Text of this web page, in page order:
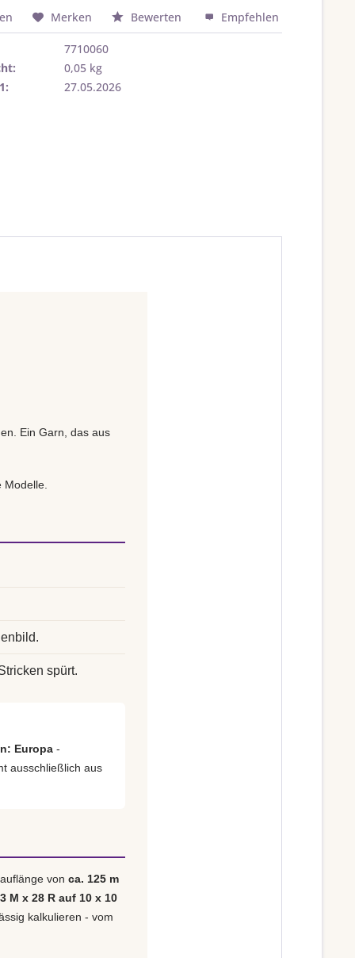
Merken Bewerten Empfehlen
7710060
0,05 kg
27.05.2026
Ein Garn, das aus
spürt.
Europa -
ausschließlich aus
von ca. 125 m
M x 28 R auf 10 x 10
kalkulieren - vom